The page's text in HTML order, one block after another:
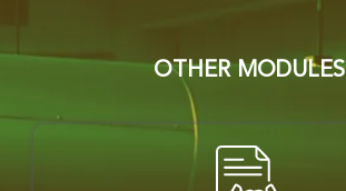
OTHER MODULES